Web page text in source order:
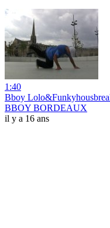
1:40
Bboy
BBOY BORDEAUX
il y a 16 ans